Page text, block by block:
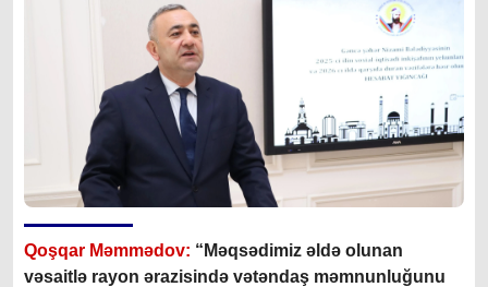
Qoşqar Məmmədov: “Məqsədimiz əldə olunan
vəsaitlə rayon ərazisində vətəndaş məmnunluğunu